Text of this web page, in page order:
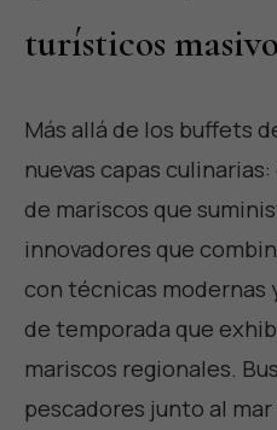
turísticos
Más allá de los buffets
nuevas capas
de mariscos que
innovadores que
con técnicas modernas
de temporada que
mariscos regionales.
pescadores junto al